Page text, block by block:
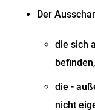
Der
die sich
befinden,
die -
nicht